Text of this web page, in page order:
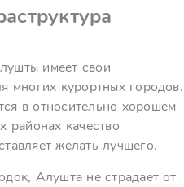
имеет свои
многих курортных городов.
в относительно хорошем
районах качество
желать лучшего.
Алушта не страдает от